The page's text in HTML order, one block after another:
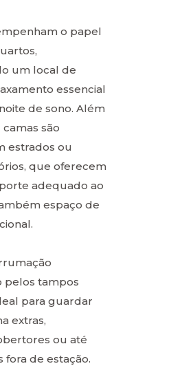
o papel
um local de
essencial
de sono. Além
são
estrados ou
que oferecem
adequado ao
espaço de
pelos tampos
para guardar
extras,
ou até
fora de estação.